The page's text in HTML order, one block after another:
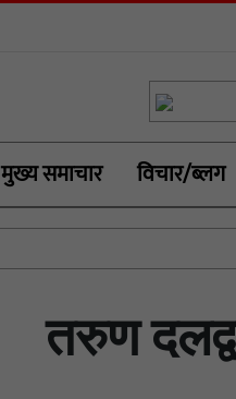
मुख्य समाचार विचार/ब्लग
तरुण